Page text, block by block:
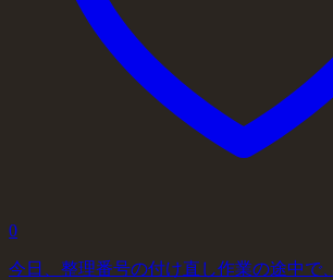
0
今日、整理番号の付け直し作業の途中で